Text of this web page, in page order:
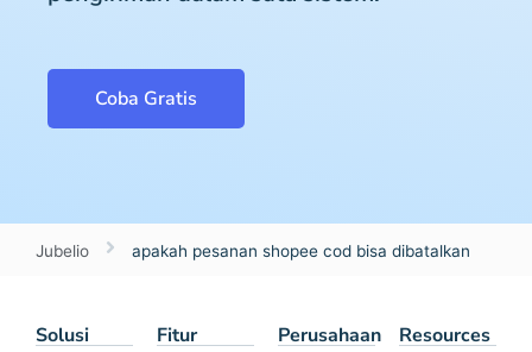
Coba Gratis
Jubelio apakah pesanan shopee cod bisa dibatalkan
Solusi Fitur Perusahaan Resources